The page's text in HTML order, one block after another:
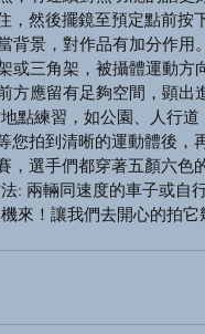
，然後擺鏡至預定點前按
背景，對作品有加分作用。
或三角架，被攝體運動方
方應留有足夠空間，顕出
點練習，如公園、人行
您拍到清晰的運動體後，
，選手們都穿著五顏六色
: 兩輛同速度的車子或自
機來！讓我們去開心的拍它